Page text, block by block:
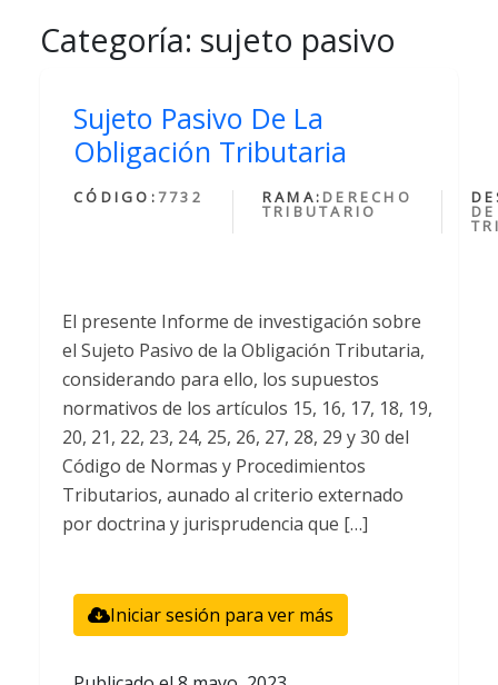
Categoría: sujeto pasivo
Sujeto Pasivo De La
Obligación Tributaria
CÓDIGO: 7732 RAMA: DERECHO
TRIBUTARIO
El presente Informe de investigación sobre
el Sujeto Pasivo de la Obligación Tributaria,
considerando para ello, los supuestos
normativos de los artículos 15, 16, 17, 18, 19,
20, 21, 22, 23, 24, 25, 26, 27, 28, 29 y 30 del
Código de Normas y Procedimientos
Tributarios, aunado al criterio externado
por doctrina y jurisprudencia que […]
Iniciar sesión para ver más